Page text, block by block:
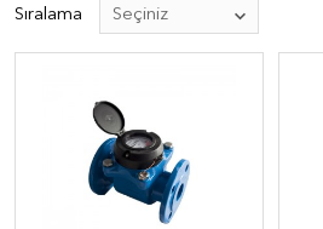
Sıralama